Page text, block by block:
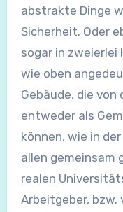
abstrakte Dinge
Sicherheit. Oder
sogar in zweierlei
wie oben
Gebäude, die von
entweder als
können, wie in
allen gemeinsam
realen
Arbeitgeber, bzw.